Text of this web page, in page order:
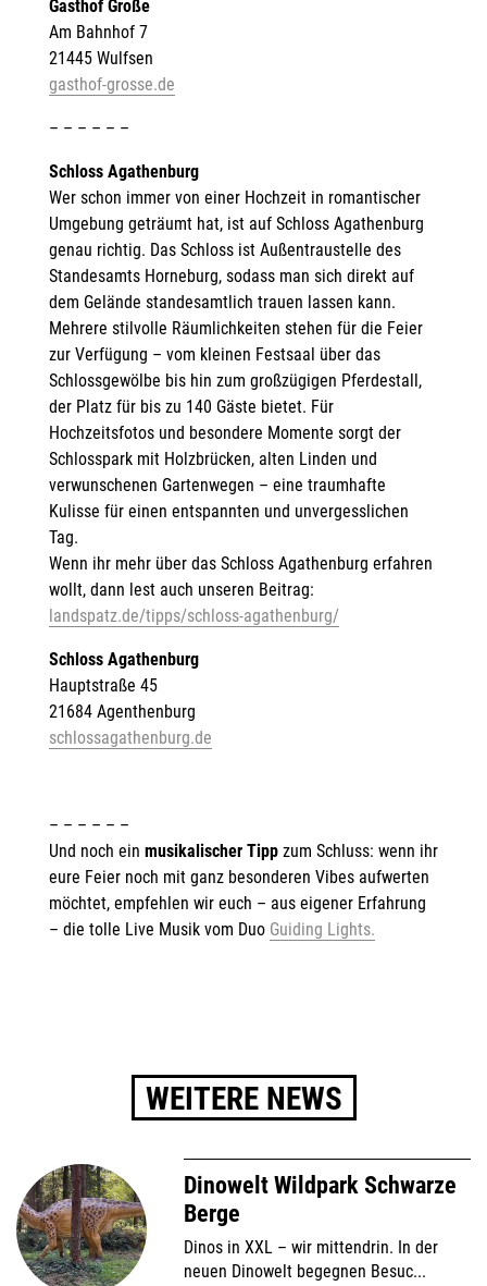
Gasthof Große
Am Bahnhof 7
21445 Wulfsen
gasthof-grosse.de
– – – – – –
Schloss Agathenburg
Wer schon immer von einer Hochzeit in romantischer
Umgebung geträumt hat, ist auf Schloss Agathenburg
genau richtig. Das Schloss ist Außentraustelle des
Standesamts Horneburg, sodass man sich direkt auf
dem Gelände standesamtlich trauen lassen kann.
Mehrere stilvolle Räumlichkeiten stehen für die Feier
zur Verfügung – vom kleinen Festsaal über das
Schlossgewölbe bis hin zum großzügigen Pferdestall,
der Platz für bis zu 140 Gäste bietet. Für
Hochzeitsfotos und besondere Momente sorgt der
Schlosspark mit Holzbrücken, alten Linden und
verwunschenen Gartenwegen – eine traumhafte
Kulisse für einen entspannten und unvergesslichen
Tag.
Wenn ihr mehr über das Schloss Agathenburg erfahren
wollt, dann lest auch unseren Beitrag:
landspatz.de/tipps/schloss-agathenburg/
Schloss Agathenburg
Hauptstraße 45
21684 Agenthenburg
schlossagathenburg.de
– – – – – –
Und noch ein musikalischer Tipp zum Schluss: wenn ihr
eure Feier noch mit ganz besonderen Vibes aufwerten
möchtet, empfehlen wir euch – aus eigener Erfahrung
– die tolle Live Musik vom Duo Guiding Lights.
WEITERE NEWS
Dinowelt Wildpark Schwarze
Berge
Dinos in XXL – wir mittendrin. In der
neuen Dinowelt begegnen Besuc...